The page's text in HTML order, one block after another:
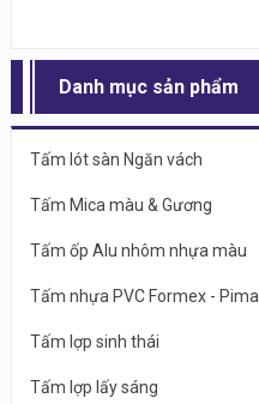
Danh mục sản phẩm
Tấm lót sàn Ngăn vách
Tấm Mica màu & Gương
Tấm ốp Alu nhôm nhựa màu
Tấm nhựa PVC Formex - Pima
Tấm lợp sinh thái
Tấm lợp lấy sáng